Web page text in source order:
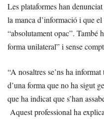
Les plataformes han
la manca d’informació i que
“absolutament opac”. També
forma unilateral” i sense
“A nosaltres se’ns ha
d’una forma que no ha sigut
que ha indicat que s’han
Aquest professional ha